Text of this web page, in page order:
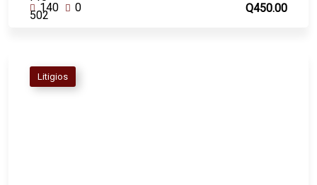
140 0 Q450.00
Litigios